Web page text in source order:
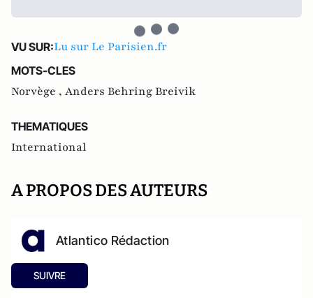
VU SUR:Lu sur Le Parisien.fr
MOTS-CLES
Norvège , Anders Behring Breivik
THEMATIQUES
International
A PROPOS DES AUTEURS
Atlantico Rédaction
SUIVRE